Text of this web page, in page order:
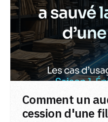
Comment un
cession d'une